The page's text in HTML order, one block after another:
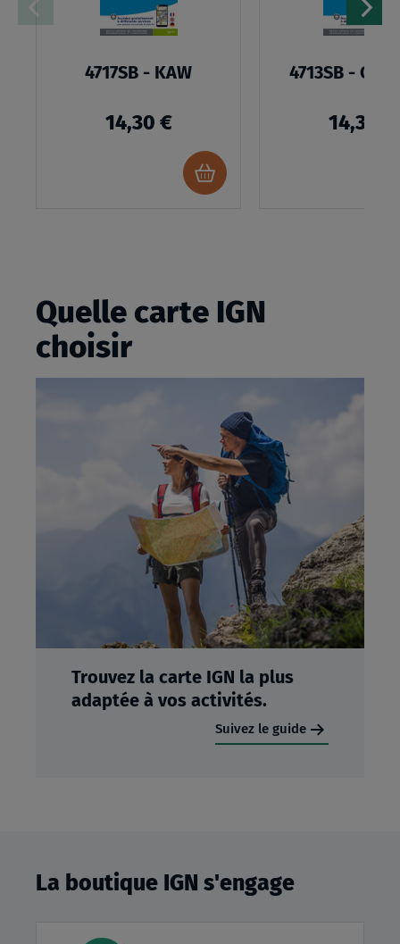
4717SB - KAW
14,30 €
Ajouter
au
4713SB -
14,30 €
Quelle carte IGN
choisir
Trouvez la carte IGN la plus
adaptée à vos activités.
Suivez le guide
La boutique IGN s'engage